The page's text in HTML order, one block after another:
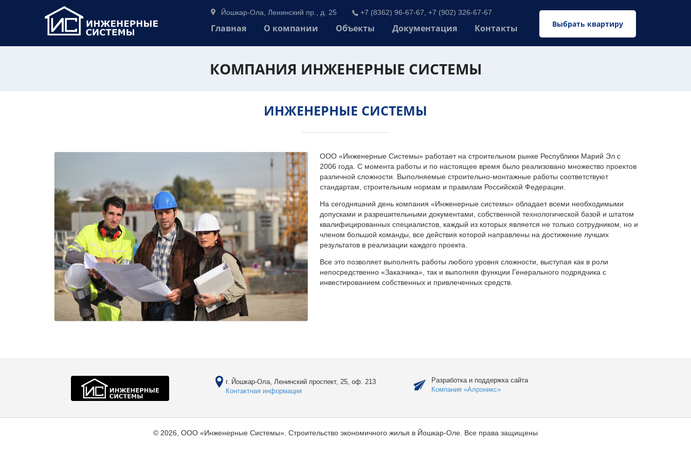
Выбрать квартиру
Йошкар-Ола, Ленинский пр., д. 25 +7 (8362) 96-67-67, +7 (902) 326-67-67
Главная О компании Объекты Документация Контакты
КОМПАНИЯ ИНЖЕНЕРНЫЕ СИСТЕМЫ
ИНЖЕНЕРНЫЕ СИСТЕМЫ
ООО «Инженерные Системы» работает на строительном рынке Республики Марий Эл с
2006 года. С момента работы и по настоящее время было реализовано множество проектов
различной сложности. Выполняемые строительно-монтажные работы соответствуют
стандартам, строительным нормам и правилам Российской Федерации.
На сегодняшний день компания «Инженерные системы» обладает всеми необходимыми
допусками и разрешительными документами, собственной технологической базой и штатом
квалифицированных специалистов, каждый из которых является не только сотрудником, но и
членом большой команды, все действия которой направлены на достижение лучших
результатов в реализации каждого проекта.
Все это позволяет выполнять работы любого уровня сложности, выступая как в роли
непосредственно «Заказчика», так и выполняя функции Генерального подрядчика с
инвестированием собственных и привлеченных средств.
г. Йошкар-Ола, Ленинский проспект, 25, оф. 213
Контактная информация
Разработка и поддержка сайта
Компания «Алроникс»
© 2026, ООО «Инженерные Системы». Строительство экономичного жилья в Йошкар-Оле. Все права защищены